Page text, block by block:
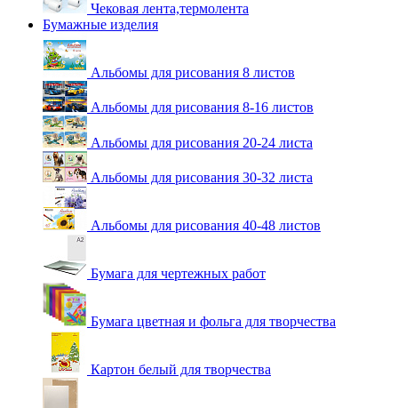
Чековая лента,термолента
Бумажные изделия
Альбомы для рисования 8 листов
Альбомы для рисования 8-16 листов
Альбомы для рисования 20-24 листа
Альбомы для рисования 30-32 листа
Альбомы для рисования 40-48 листов
Бумага для чертежных работ
Бумага цветная и фольга для творчества
Картон белый для творчества